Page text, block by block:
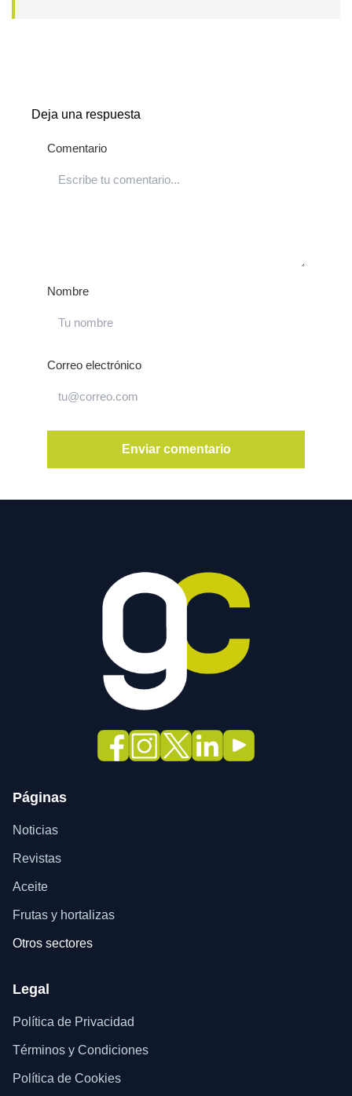
Deja una respuesta
Comentario
Nombre
Correo electrónico
Páginas
Noticias
Revistas
Aceite
Frutas y hortalizas
Otros sectores
Legal
Política de Privacidad
Términos y Condiciones
Política de Cookies